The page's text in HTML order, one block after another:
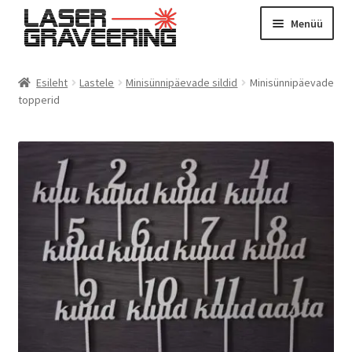
Liigu
navigeerimisele
Liigu
sisu
Menüü
Otsing
Meist
Graveerimine
Instagram
Minu konto
Ostukorv
Esileht Lastele Minisünnipäevade sildid
Minisünnipäevade
topperid